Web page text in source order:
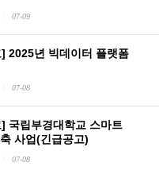
07-09
2025년 빅데이터 플랫폼
07-08
국립부경대학교 스마트
사업(긴급공고)
07-08